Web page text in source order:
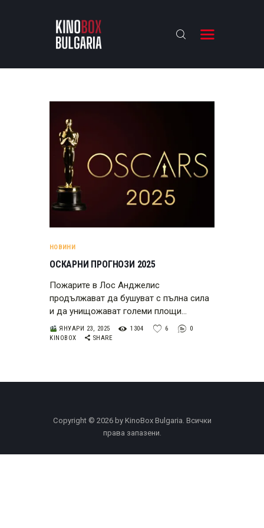
KINOBOX BULGARIA
АНАЛИЗИ
БАХТИ НАГРАДИТЕ
ИНТЕРВЮТА
ЗА НАС
НОВИНИ
ОСКАРНИ ПРОГНОЗИ 2025
Пожарите в Лос Анджелис
продължават да бушуват с пълна сила
и да унищожават големи площи…
ЯНУАРИ 23, 2025 1304 6
0
KINOBOX
SHARE
Copyright © 2026 by KinoBox Bulgaria. Всички
права запазени.